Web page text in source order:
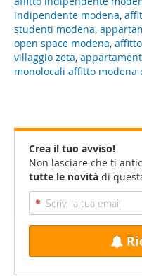
indipendente modena,
studenti modena,
open space modena,
villaggio zeta,
monolocali affitto modena
Crea il tuo avviso!
Non lasciare che ti
tutte le novità di